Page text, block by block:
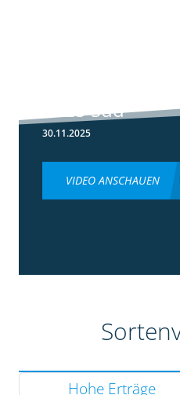
2025 Süd
30.11.2025
VIDEO ANSCHAUEN
Hohe Erträge